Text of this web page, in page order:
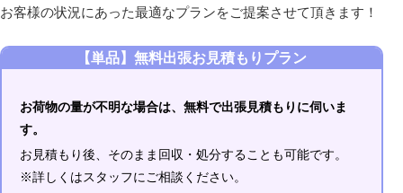
お客様の状況にあった最適なプランをご提案させて頂きます！
【単品】無料出張お見積もりプラン
お荷物の量が不明な場合は、無料で出張見積もりに伺いま
す。
お見積もり後、そのまま回収・処分することも可能です。
※詳しくはスタッフにご相談ください。